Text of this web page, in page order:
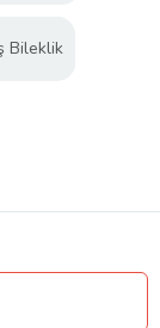
Bileklik